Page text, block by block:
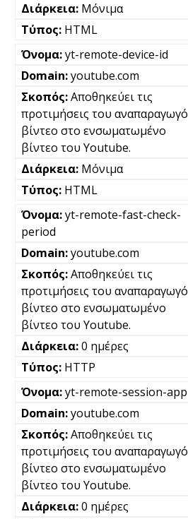
Μόνιμα
HTML
yt-remote-device-id
youtube.com
Αποθηκεύει τις
προτιμήσεις του αναπαραγωγό
βίντεο στο ενσωματωμένο
βίντεο του Youtube.
Μόνιμα
HTML
yt-remote-fast-check-
period
youtube.com
Αποθηκεύει τις
προτιμήσεις του αναπαραγωγό
βίντεο στο ενσωματωμένο
βίντεο του Youtube.
0 ημέρες
HTTP
yt-remote-session-app
youtube.com
Αποθηκεύει τις
προτιμήσεις του αναπαραγωγό
βίντεο στο ενσωματωμένο
βίντεο του Youtube.
0 ημέρες